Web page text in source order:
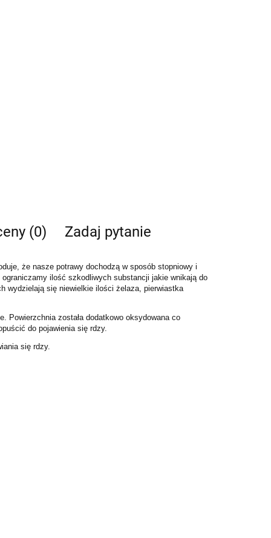
(0) Zadaj pytanie
że nasze potrawy dochodzą w sposób stopniowy i
ograniczamy ilość szkodliwych substancji jakie wnikają do
wydzielają się niewielkie ilości żelaza, pierwiastka
Powierzchnia została dodatkowo oksydowana co
do pojawienia się rdzy.
się rdzy.